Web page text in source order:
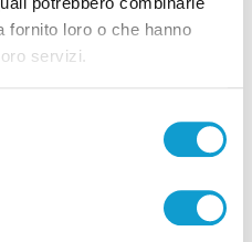
fornito loro o che hanno
servizi.
volano sui cavi
in bilico su un